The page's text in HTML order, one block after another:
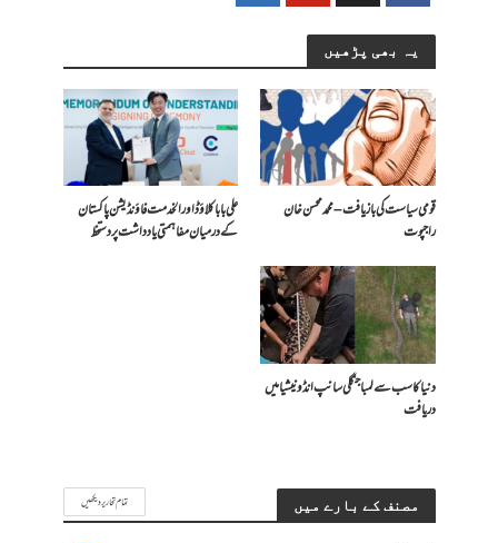
یہ بھی پڑھیں
قومی سیاست کی بازیافت – محمد محسن خان
راجپوت
علی بابا کلاؤڈ اور الخدمت فاؤنڈیشن پاکستان
کے درمیان مفاہمتی یادداشت پر دستخط
دنیا کا سب سے لمبا جنگلی سانپ انڈونیشیا میں
دریافت
مصنف کے بارے میں تمام تحاریر دیکھیں